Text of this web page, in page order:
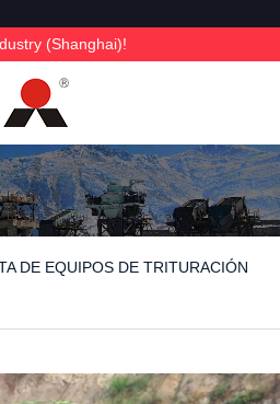
(Shanghai)!
DE EQUIPOS DE TRITURACIÓN